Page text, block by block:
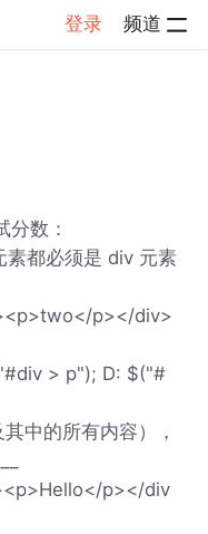
登录 频道
数：
素都必须是 div 元素
p></div>
> p"); D: $("#
中的所有内容），
p></div